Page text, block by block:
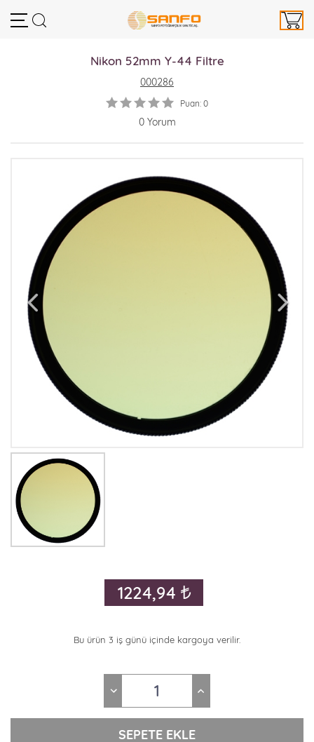
Nikon 52mm Y-44 Filtre
000286
Puan: 0
0 Yorum
1224,94
Bu ürün 3 iş günü içinde kargoya verilir.